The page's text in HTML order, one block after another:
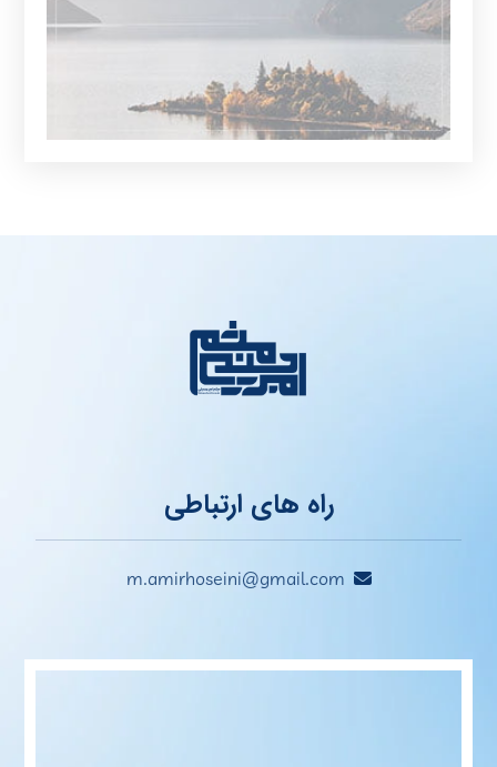
راه های ارتباطی
m.amirhoseini@gmail.com